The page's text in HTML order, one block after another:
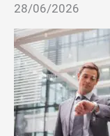
28/06/2026